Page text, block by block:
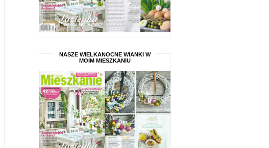
NASZE WIELKANOCNE WIANKI W
MOIM MIESZKANIU